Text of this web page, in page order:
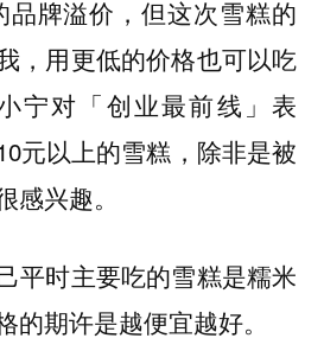
品牌溢价，但这次雪糕的
，用更低的价格也可以吃
宁对「创业最前线」表
元以上的雪糕，除非是被
感兴趣。
平时主要吃的雪糕是糯米
的期许是越便宜越好。